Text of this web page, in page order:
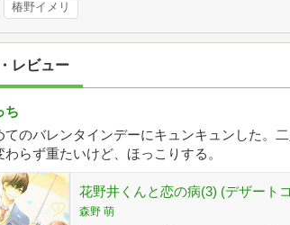
椿野イメリ
レビュー
ち
てのバレンタインデーにキュンキュンした。
わらず重たいけど、ほっこりする。
花野井くんと恋の病(3) (デザート
森野 萌